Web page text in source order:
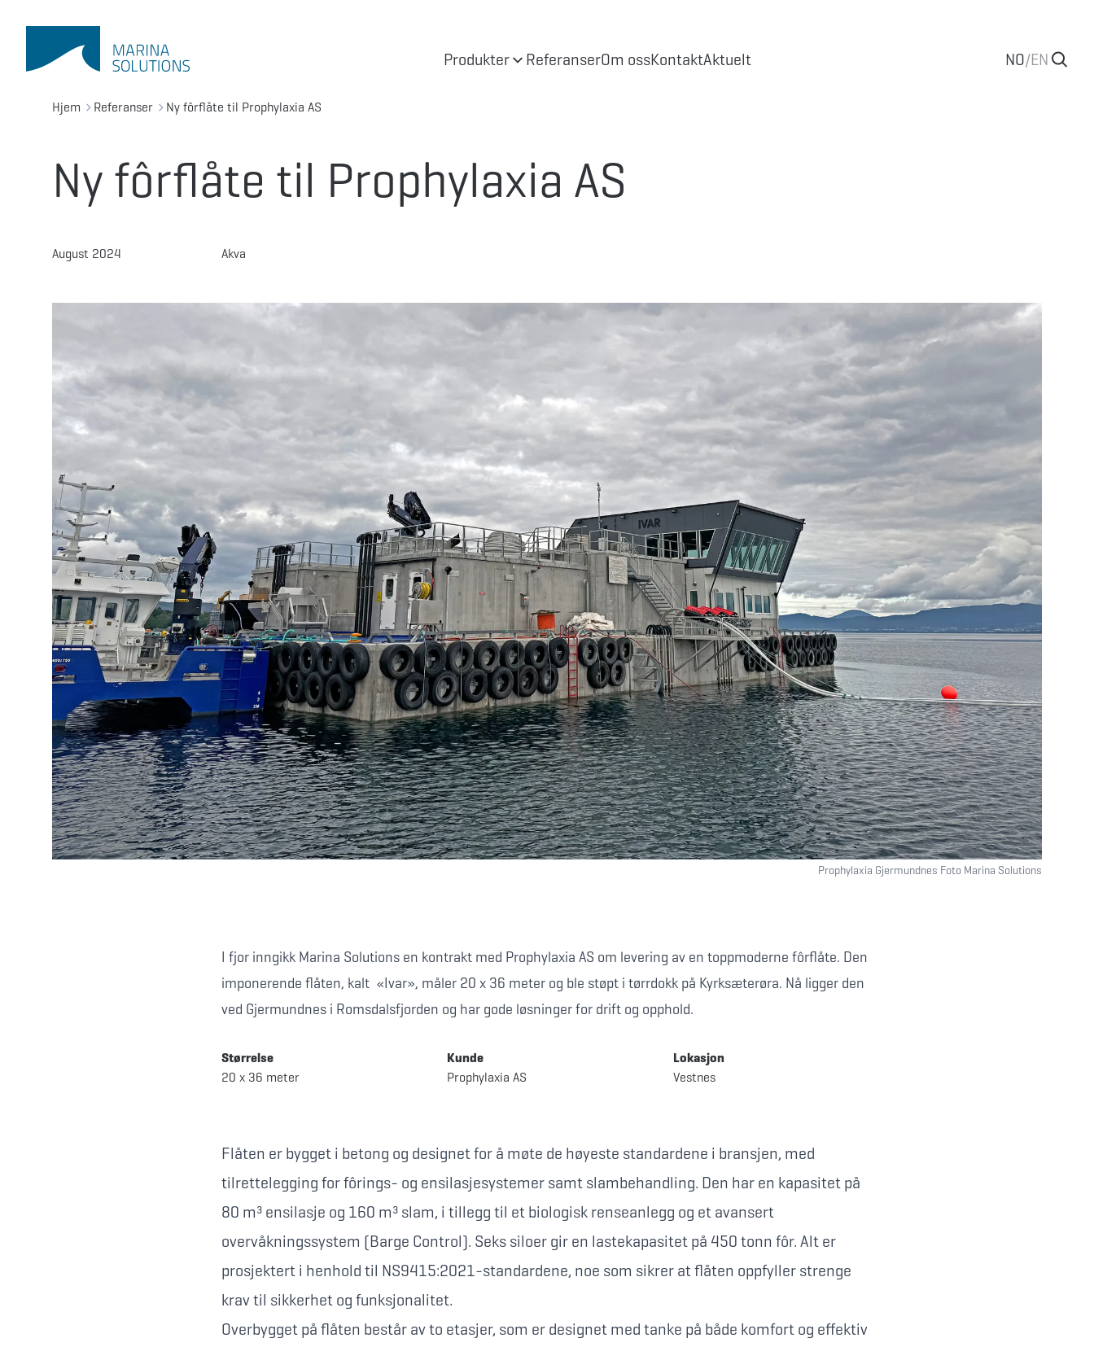
Produkter ReferanserOm ossKontaktAktuelt NO/EN
Hjem Referanser Ny fôrflåte til Prophylaxia AS
Ny fôrflåte til Prophylaxia AS
August 2024 Akva
Prophylaxia Gjermundnes Foto Marina Solutions
I fjor inngikk Marina Solutions en kontrakt med Prophylaxia AS om levering av en toppmoderne fôrflåte. Den
imponerende flåten, kalt «Ivar», måler 20 x 36 meter og ble støpt i tørrdokk på Kyrksæterøra. Nå ligger den
ved Gjermundnes i Romsdalsfjorden og har gode løsninger for drift og opphold.
Størrelse
20 x 36 meter
Kunde
Prophylaxia AS
Lokasjon
Vestnes
Flåten er bygget i betong og designet for å møte de høyeste standardene i bransjen, med
tilrettelegging for fôrings- og ensilasjesystemer samt slambehandling. Den har en kapasitet på
80 m³ ensilasje og 160 m³ slam, i tillegg til et biologisk renseanlegg og et avansert
overvåkningssystem (Barge Control). Seks siloer gir en lastekapasitet på 450 tonn fôr. Alt er
prosjektert i henhold til NS9415:2021-standardene, noe som sikrer at flåten oppfyller strenge
krav til sikkerhet og funksjonalitet.
Overbygget på flåten består av to etasjer, som er designet med tanke på både komfort og effektiv